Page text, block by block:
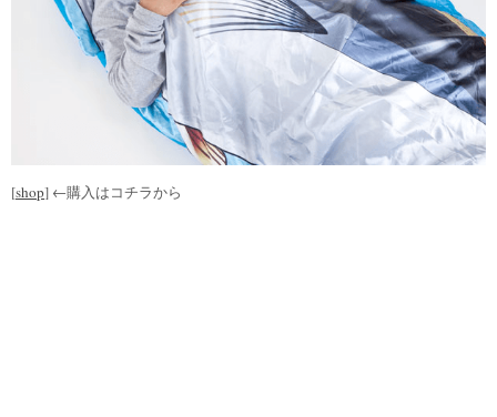
[shop] ←購入はコチラから